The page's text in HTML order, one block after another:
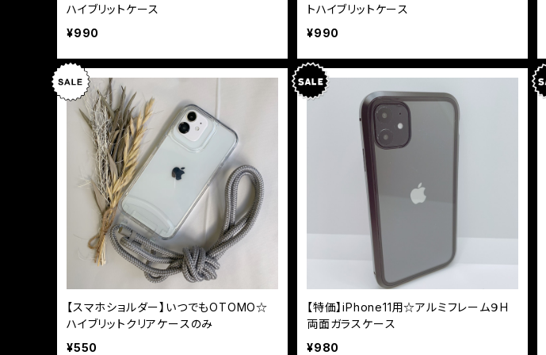
ハイブリットケース
¥990
トハイブリットケース
¥990
【スマホショルダー】いつでもOTOMO☆
ハイブリットクリアケースのみ
¥550
【特価】iPhone11用☆アルミフレーム９H
両面ガラスケース
¥980